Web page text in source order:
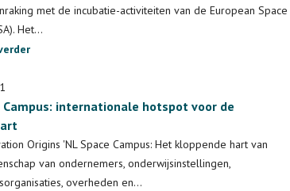
Society
in
de
met de incubatie-activiteiten van de European Space
Het…
toepassing
ruimtetechnologie
kan
in
Campus: internationale hotspot voor de
Origins 'NL Space Campus: Het kloppende hart van
van ondernemers, onderwijsinstellingen,
overheden en…